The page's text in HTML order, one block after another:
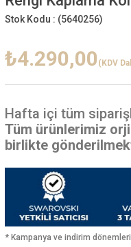
Stok Kodu : (5640256)
₺4.290,00 (KDV
Hafta içi tüm
Tüm ürünlerimiz
birlikte
* Kampanya ve indirim